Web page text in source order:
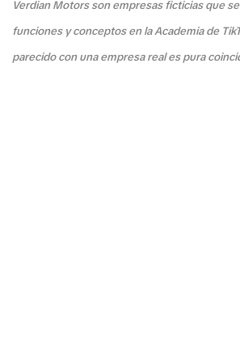
Verdian Motors son empresas ficticias que
funciones y conceptos en la Academia de
parecido con una empresa real es pura